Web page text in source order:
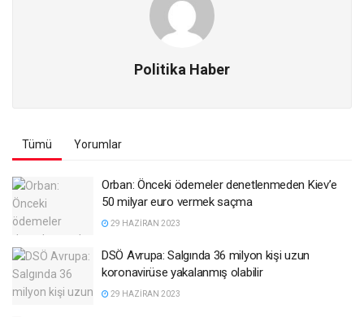
Politika Haber
Tümü Yorumlar
Orban: Önceki ödemeler denetlenmeden Kiev’e
50 milyar euro vermek saçma
29 HAZIRAN 2023
DSÖ Avrupa: Salgında 36 milyon kişi uzun
koronavirüse yakalanmış olabilir
29 HAZIRAN 2023